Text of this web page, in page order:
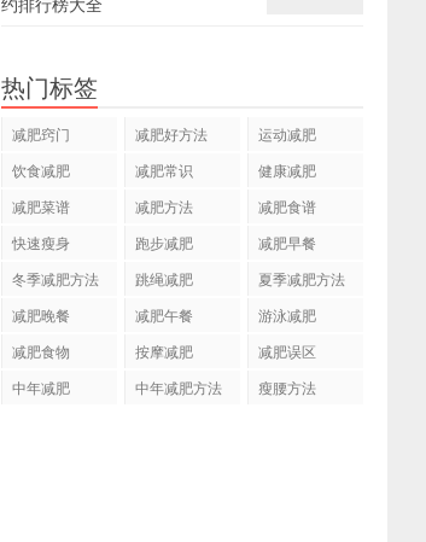
热门标签
减肥窍门 减肥好方法
运动减肥
饮食减肥
减肥常识
健康减肥
减肥菜谱
减肥方法
减肥食谱
快速瘦身
跑步减肥
减肥早餐
冬季减肥方法
跳绳减肥
夏季减肥方法
减肥晚餐
减肥午餐
游泳减肥
减肥食物
按摩减肥
减肥误区
中年减肥
中年减肥方法 瘦腰方法